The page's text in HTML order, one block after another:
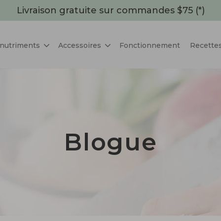
Livraison gratuite sur commandes $75 (*)
Accessoires Fonctionnement
Blogue